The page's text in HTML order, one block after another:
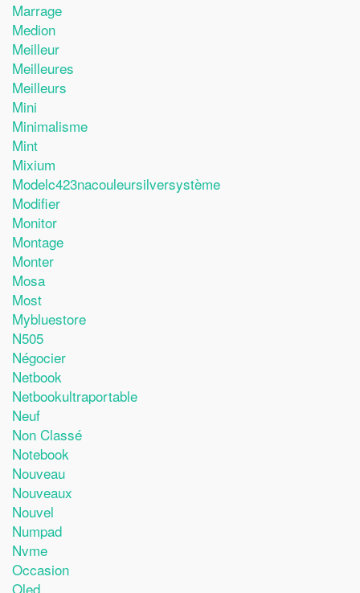
Marrage
Medion
Meilleur
Meilleures
Meilleurs
Mini
Minimalisme
Mint
Mixium
Modelc423nacouleursilversystème
Modifier
Monitor
Montage
Monter
Mosa
Most
Mybluestore
N505
Négocier
Netbook
Netbookultraportable
Neuf
Non Classé
Notebook
Nouveau
Nouveaux
Nouvel
Numpad
Nvme
Occasion
Oled